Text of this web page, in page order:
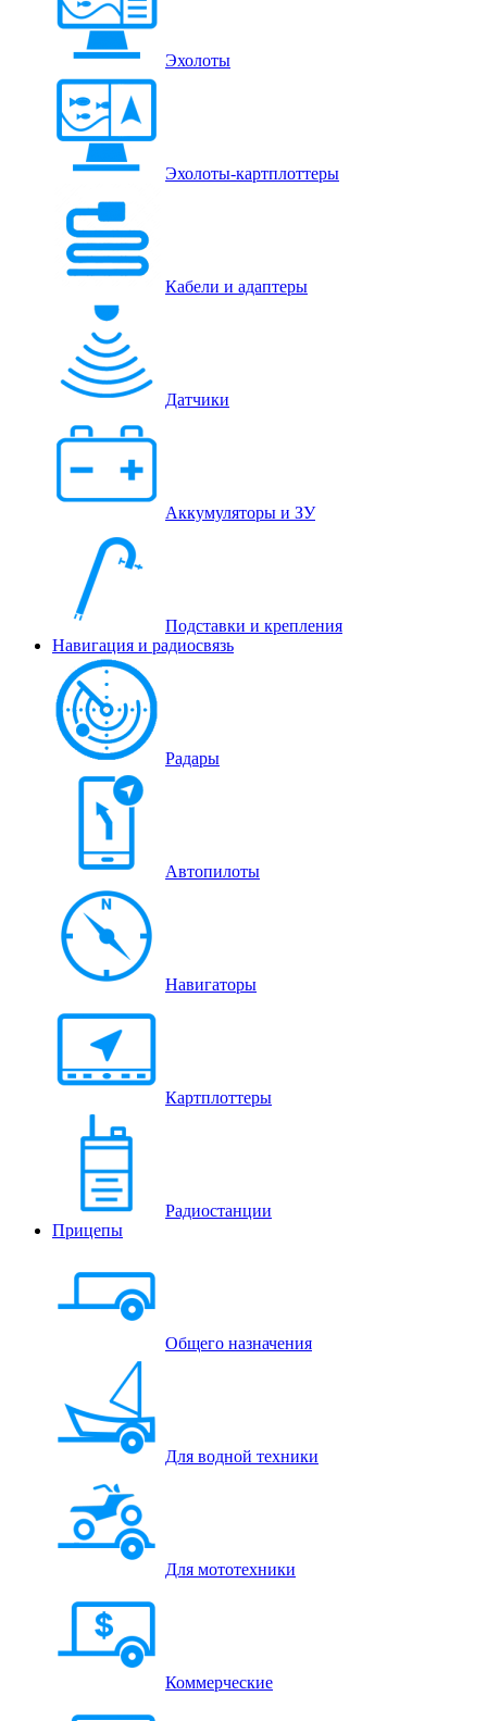
Эхолоты
Эхолоты-картплоттеры
Кабели и адаптеры
Датчики
Аккумуляторы и ЗУ
Подставки и крепления
Навигация и радиосвязь
Радары
Автопилоты
Навигаторы
Картплоттеры
Радиостанции
Прицепы
Общего назначения
Для водной техники
Для мототехники
Коммерческие